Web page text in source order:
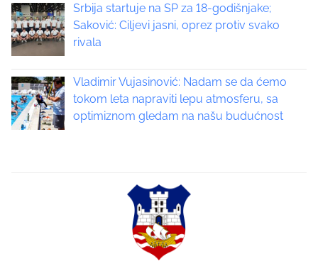
i
g
a
t
Srbija startuje na SP za 18-godišnjake;
Saković: Ciljevi jasni, oprez protiv svako
rivala
Vladimir Vujasinović: Nadam se da ćemo
tokom leta napraviti lepu atmosferu, sa
optimiznom gledam na našu budućnost